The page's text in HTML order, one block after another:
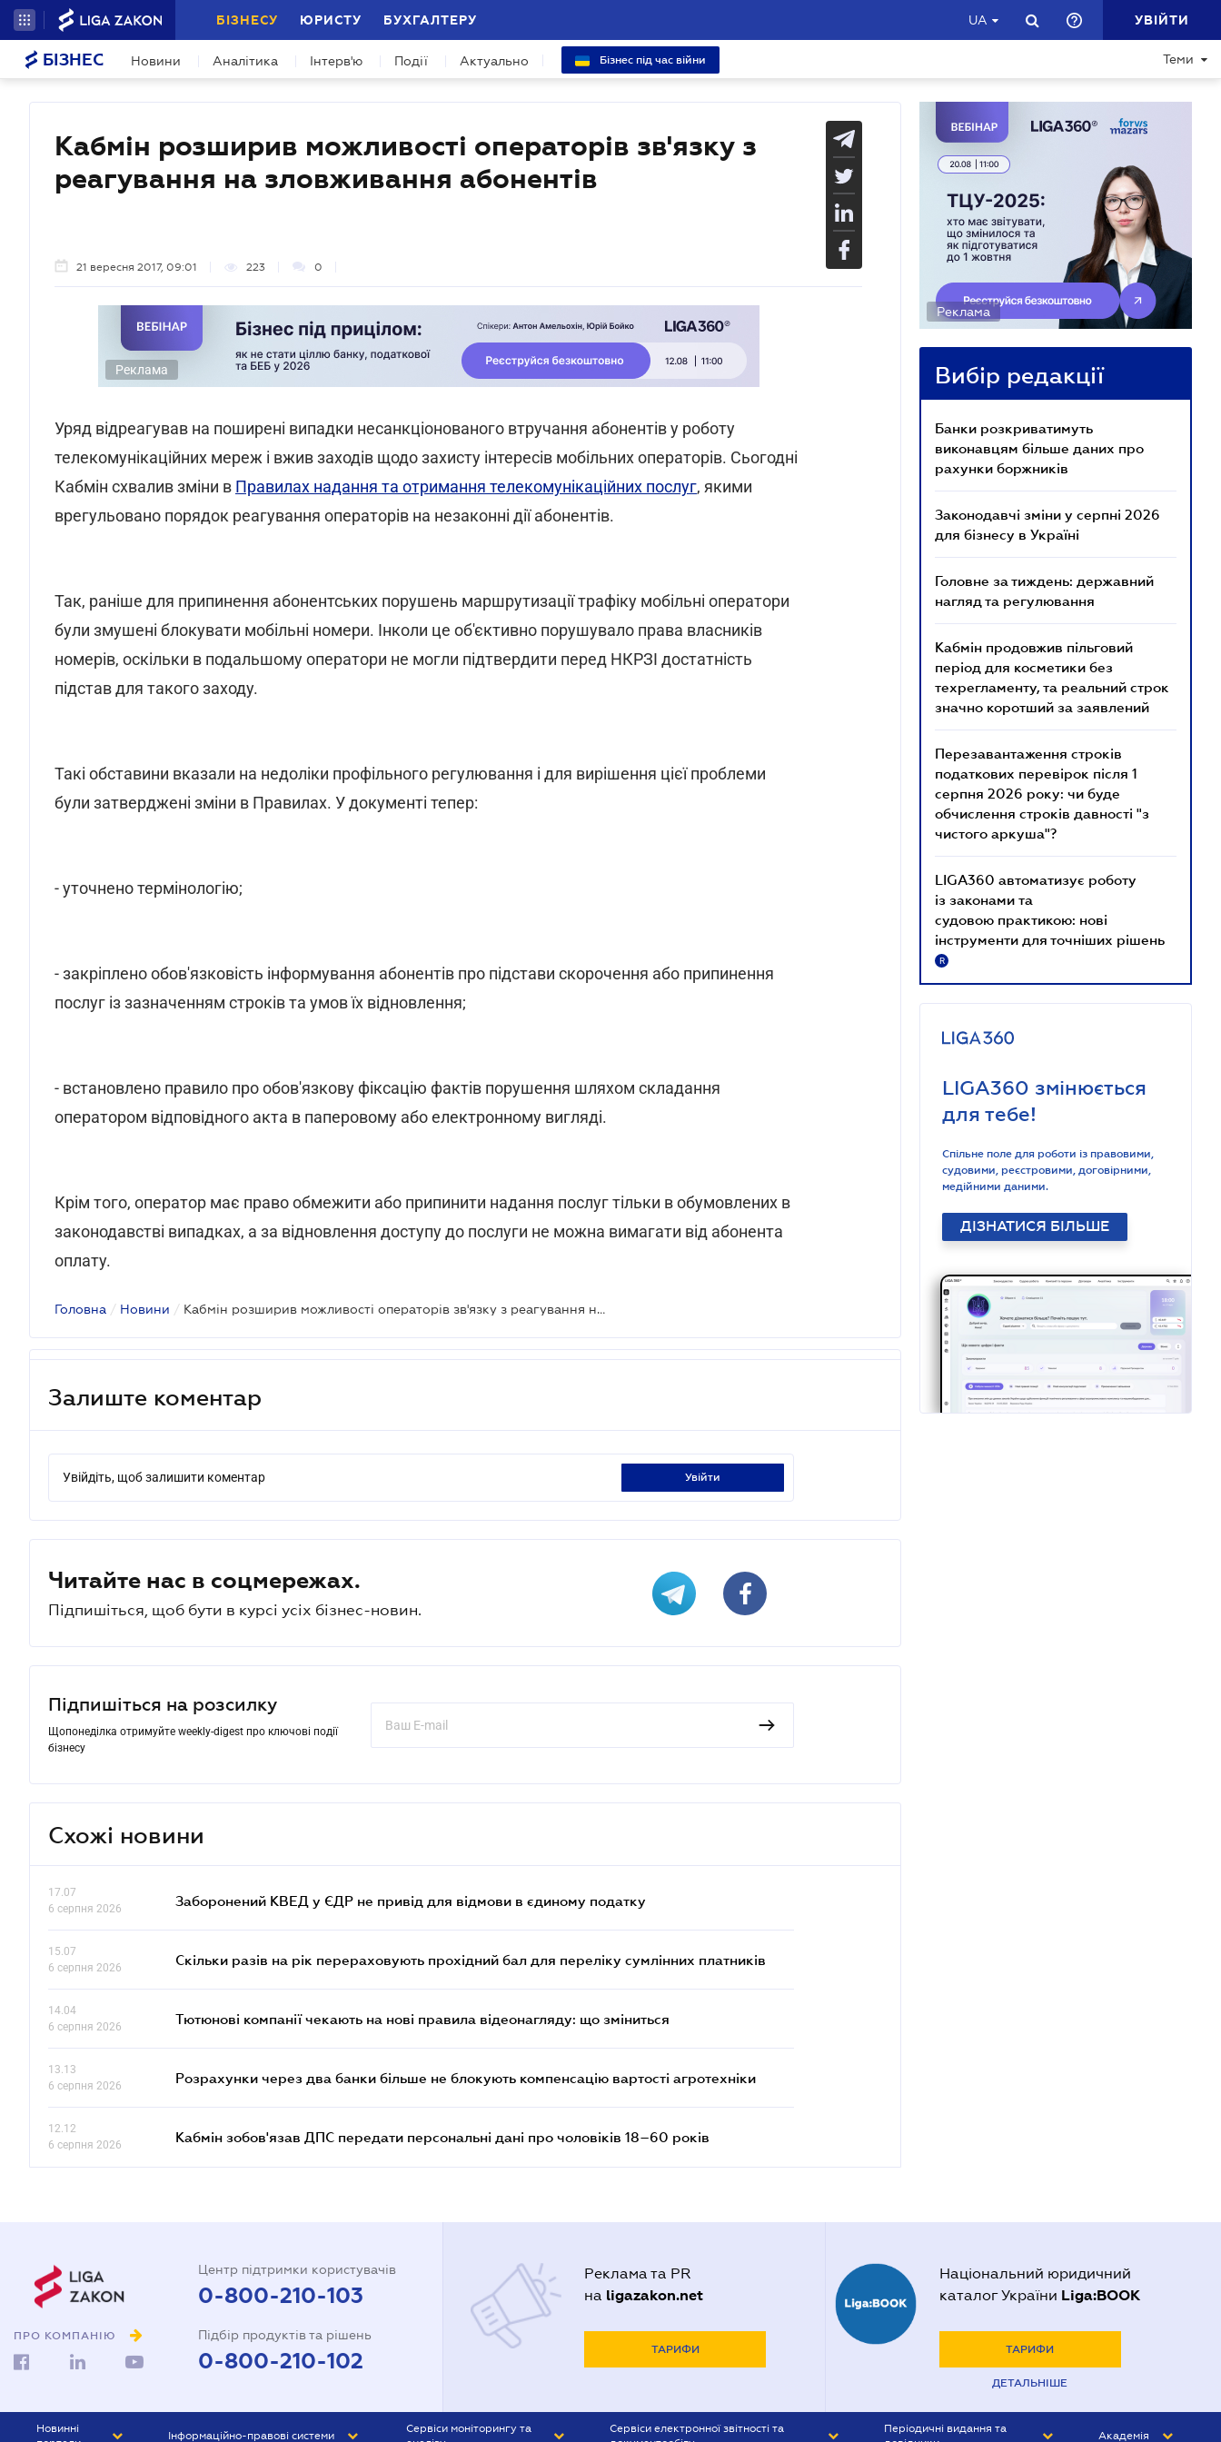
БІЗНЕСУ ЮРИСТУ БУХГАЛТЕРУ UA УВІЙТИ
БІЗНЕС Новини Аналітика Інтерв'ю Події Актуально Бізнес під час війни Теми
Кабмін розширив можливості операторів зв'язку з
реагування на зловживання абонентів
21 вересня 2017, 09:01 223 0
Реклама
Уряд відреагував на поширені випадки несанкціонованого втручання абонентів у роботу
телекомунікаційних мереж і вжив заходів щодо захисту інтересів мобільних операторів. Сьогодні
Кабмін схвалив зміни в Правилах надання та отримання телекомунікаційних послуг, якими
врегульовано порядок реагування операторів на незаконні дії абонентів.
Так, раніше для припинення абонентських порушень маршрутизації трафіку мобільні оператори
були змушені блокувати мобільні номери. Інколи це об'єктивно порушувало права власників
номерів, оскільки в подальшому оператори не могли підтвердити перед НКРЗІ достатність
підстав для такого заходу.
Такі обставини вказали на недоліки профільного регулювання і для вирішення цієї проблеми
були затверджені зміни в Правилах. У документі тепер:
- уточнено термінологію;
- закріплено обов'язковість інформування абонентів про підстави скорочення або припинення
послуг із зазначенням строків та умов їх відновлення;
- встановлено правило про обов'язкову фіксацію фактів порушення шляхом складання
оператором відповідного акта в паперовому або електронному вигляді.
Крім того, оператор має право обмежити або припинити надання послуг тільки в обумовлених в
законодавстві випадках, а за відновлення доступу до послуги не можна вимагати від абонента
оплату.
Головна / Новини / Кабмін розширив можливості операторів зв'язку з реагування на зловживання абонентів
Залиште коментар
Увійдіть, щоб залишити коментар увійти
Читайте нас в соцмережах.
Підпишіться, щоб бути в курсі усіх бізнес-новин.
Підпишіться на розсилку
Щопонеділка отримуйте weekly-digest про ключові події
бізнесу
Схожі новини
17.07
6 серпня 2026
Заборонений КВЕД у ЄДР не привід для відмови в єдиному податку
15.07
6 серпня 2026
Скільки разів на рік перераховують прохідний бал для переліку сумлінних платників
14.04
6 серпня 2026
Тютюнові компанії чекають на нові правила відеонагляду: що зміниться
13.13
6 серпня 2026
Розрахунки через два банки більше не блокують компенсацію вартості агротехніки
12.12
6 серпня 2026
Кабмін зобов'язав ДПС передати персональні дані про чоловіків 18–60 років
Реклама
Вибір редакції
Банки розкриватимуть
виконавцям більше даних про
рахунки боржників
Законодавчі зміни у серпні 2026
для бізнесу в Україні
Головне за тиждень: державний
нагляд та регулювання
Кабмін продовжив пільговий
період для косметики без
техрегламенту, та реальний строк
значно коротший за заявлений
Перезавантаження строків
податкових перевірок після 1
серпня 2026 року: чи буде
обчислення строків давності "з
чистого аркуша"?
LIGA360 автоматизує роботу
із законами та
судовою практикою: нові
інструменти для точніших рішень
R
LIGA360 змінюється
для тебе!
Спільне поле для роботи із правовими,
судовими, реєстровими, договірними,
медійними даними.
ДІЗНАТИСЯ БІЛЬШЕ
ПРО КОМПАНІЮ
Центр підтримки користувачів
0-800-210-103
Підбір продуктів та рішень
0-800-210-102
Реклама та PR
на ligazakon.net
ТАРИФИ
Національний юридичний
каталог України Liga:BOOK
ТАРИФИ
ДЕТАЛЬНІШЕ
Новинні
Інформаційно-правові системи
Сервіси моніторингу та
Сервіси електронної звітності та
Періодичні видання та
Академія